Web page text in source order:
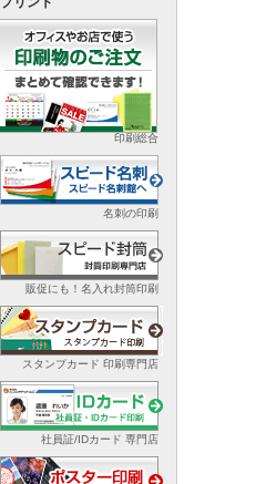
印刷総合
名刺の印刷
販促にも！名入れ封筒印刷
スタンプカード 印刷専門店
社員証/IDカード 専門店